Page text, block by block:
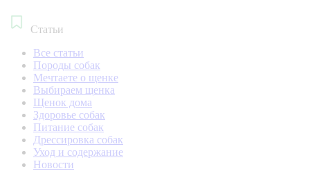
Статьи
Все статьи
Породы собак
Мечтаете о щенке
Выбираем щенка
Щенок дома
Здоровье собак
Питание собак
Дрессировка собак
Уход и содержание
Новости